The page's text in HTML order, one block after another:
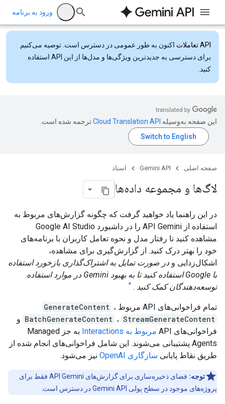
ورود به برنامه
API تعاملات
اکنون به طور عمومی در دسترس است. توصیه می‌کنیم
برای دسترسی به جدیدترین ویژگی‌ها و مدل‌ها از این API استفاده
کنید.
این صفحه به‌وسیله ترجمه شده است.
صفحه اصلی Gemini API اسناد
لاگ‌ها و مجموعه داده‌ها
در این راهنما یاد خواهید گرفت که چگونه گزارش‌های مربوط به
استفاده از API Gemini را در داشبورد Google AI Studio
مشاهده کنید تا رفتار مدل و نحوه تعامل کاربران با برنامه‌های
خود را بهتر درک کنید. از گزارش‌گیری برای مشاهده،
اشکال‌زدایی و در صورت تمایل به اشتراک‌گذاری بازخورد استفاده
با Google استفاده کنید تا به بهبود Gemini در موارد استفاده
توسعه‌دهندگان کمک کنید .
*
تمام فراخوانی‌های API مربوط GenerateContent ،
BatchGenerateContent ، StreamGenerateContent
و
فراخوانی‌های API
مربوط به Interactions
به جز Managed
Agents پشتیبانی می‌شوند. این شامل فراخوانی‌های انجام شده از
طریق نقاط پایانی سازگاری OpenAI نیز می‌شود.
توجه:
فضای ذخیره‌سازی برای گزارش‌های API Gemini فقط برای
پروژه‌های موجود در سطح پولی Gemini API در دسترس است.